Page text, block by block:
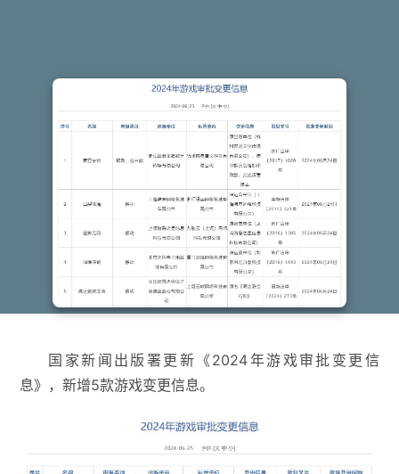
国家新闻出版署更新《2024年游戏审批变更信
息》，新增5款游戏变更信息。 ​​​